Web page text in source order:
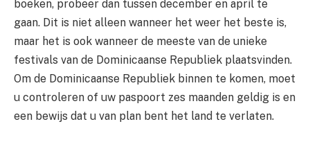
boeken, probeer dan tussen december en april te
gaan. Dit is niet alleen wanneer het weer het beste is,
maar het is ook wanneer de meeste van de unieke
festivals van de Dominicaanse Republiek plaatsvinden.
Om de Dominicaanse Republiek binnen te komen, moet
u controleren of uw paspoort zes maanden geldig is en
een bewijs dat u van plan bent het land te verlaten.